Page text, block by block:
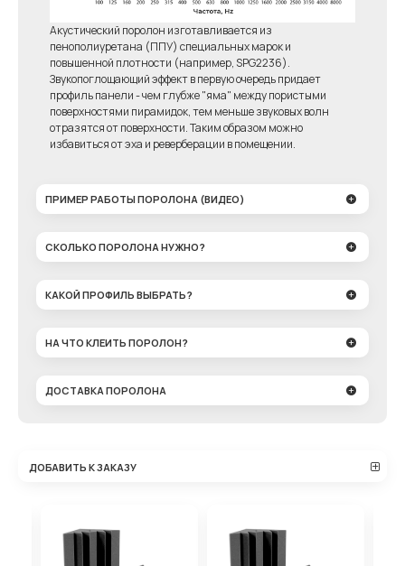
Акустический поролон изготавливается из
пенополиуретана (ППУ) специальных марок и
повышенной плотности (например, SPG2236).
Звукопоглощающий эффект в первую очередь придает
профиль панели - чем глубже "яма" между пористыми
поверхностями пирамидок, тем меньше звуковых волн
отразятся от поверхности. Таким образом можно
избавиться от эха и реверберации в помещении.
ПРИМЕР РАБОТЫ ПОРОЛОНА (ВИДЕО)
СКОЛЬКО ПОРОЛОНА НУЖНО?
КАКОЙ ПРОФИЛЬ ВЫБРАТЬ?
НА ЧТО КЛЕИТЬ ПОРОЛОН?
ДОСТАВКА ПОРОЛОНА
ДОБАВИТЬ К ЗАКАЗУ